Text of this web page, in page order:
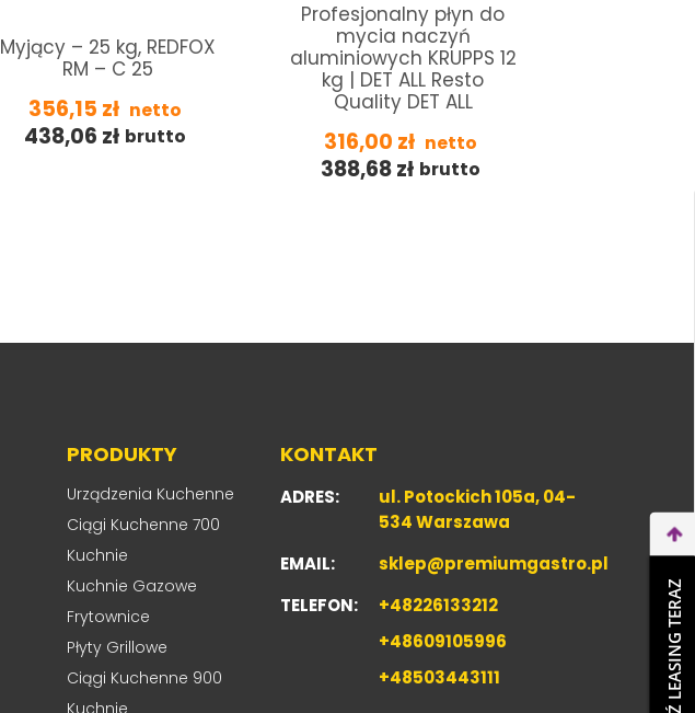
Myjący – 25 kg, REDFOX
RM – C 25
356,15 zł netto
438,06 zł brutto
Profesjonalny płyn do
mycia naczyń
aluminiowych KRUPPS 12
kg | DET ALL Resto
Quality DET ALL
316,00 zł netto
388,68zł brutto
PRODUKTY
Urządzenia Kuchenne
Ciągi Kuchenne 700
Kuchnie
Kuchnie Gazowe
Frytownice
Płyty Grillowe
Ciągi Kuchenne 900
Kuchnie
KONTAKT
ADRES:
ul. Potockich 105a, 04-
534 Warszawa
EMAIL:
sklep@premiumgastro.pl
TELEFON:
+48226133212
+48609105996
+48503443111
WEŹ LEASING TERAZ